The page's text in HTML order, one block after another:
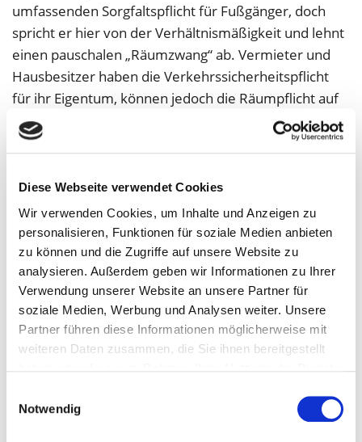
Diese Webseite verwendet Cookies
Wir verwenden Cookies, um Inhalte und Anzeigen zu
personalisieren, Funktionen für soziale Medien anbieten
zu können und die Zugriffe auf unsere Website zu
analysieren. Außerdem geben wir Informationen zu Ihrer
Verwendung unserer Website an unsere Partner für
soziale Medien, Werbung und Analysen weiter. Unsere
Partner führen diese Informationen möglicherweise mit
weiteren Daten zusammen, die Sie ihnen bereitgestellt
Notwendig
umfassenden Sorgfaltspflicht für Fußgänger, doch
spricht er hier von der Verhältnismäßigkeit und lehnt
einen pauschalen „Räumzwang“ ab. Vermieter und
Hausbesitzer haben die Verkehrssicherheitspflicht
für ihr Eigentum, können jedoch die Räumpflicht auf
den Mieter übertragen. Dies müssen Sie allerdings im
Mietvertrag festschreiben.
Kein Streusalz auf Gehwegen
Aus Gründen des Umweltschutzes ist hierzulande der
Einsatz von Streusalz auf Gehwegen fast überall
verboten. Ausnahmen gibt es allerdings bei
besonders extremen Witterungsbedingungen und für
gefährliche Stellen wie beispielsweise Steigungen
bzw. Gefällstücke. Am besten sollte der geräumte
Gehweg mit Sand oder Feinsplitt bestreut werden,
und Eis wieder geschmolzen sind, müssen die Reste
zusammengefegt werden, damit die Gullys nicht